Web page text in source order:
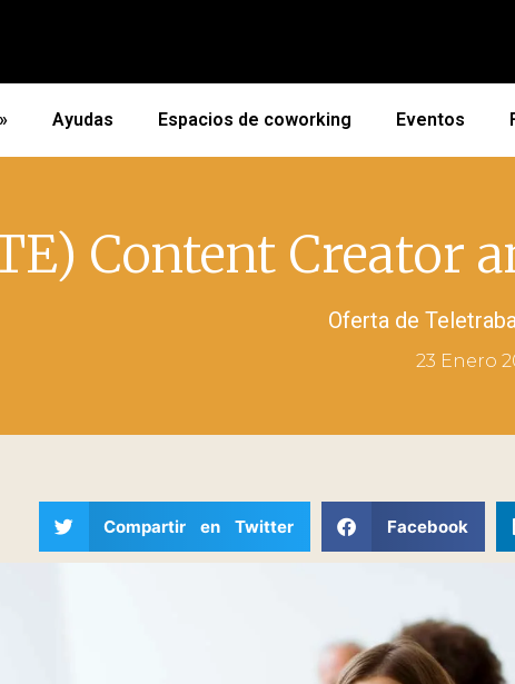
Ayudas Espacios de coworking Eventos
Content Creator
Oferta de
23 Enero
Compartir en Twitter Facebook